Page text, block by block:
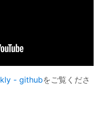
- githubをご覧くださ